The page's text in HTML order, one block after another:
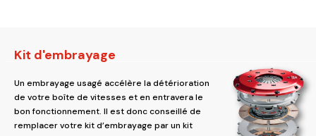
Kit d'embrayage
Un embrayage usagé accélère la détérioration
de votre boîte de vitesses et en entravera le
bon fonctionnement. Il est donc conseillé de
remplacer votre kit d’embrayage par un kit